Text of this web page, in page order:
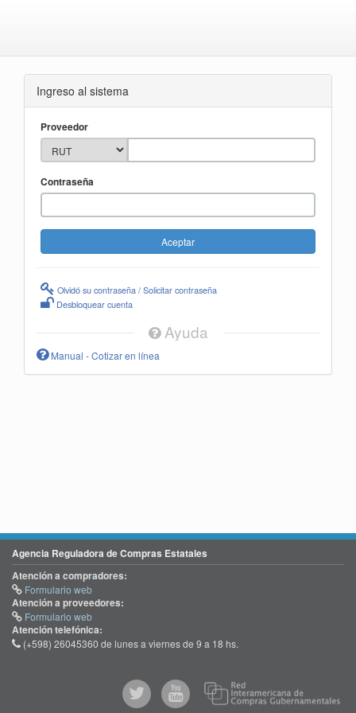
Ingreso al sistema
Proveedor
Contraseña
Olvidó su contraseña / Solicitar contraseña
Desbloquear cuenta
Ayuda
Manual - Cotizar en línea
Agencia Reguladora de Compras Estatales
Atención a compradores:
Formulario web
Atención a proveedores:
Formulario web
Atención telefónica:
(+598) 26045360 de lunes a viernes de 9 a 18 hs.
@comprasgubuy
ACCE